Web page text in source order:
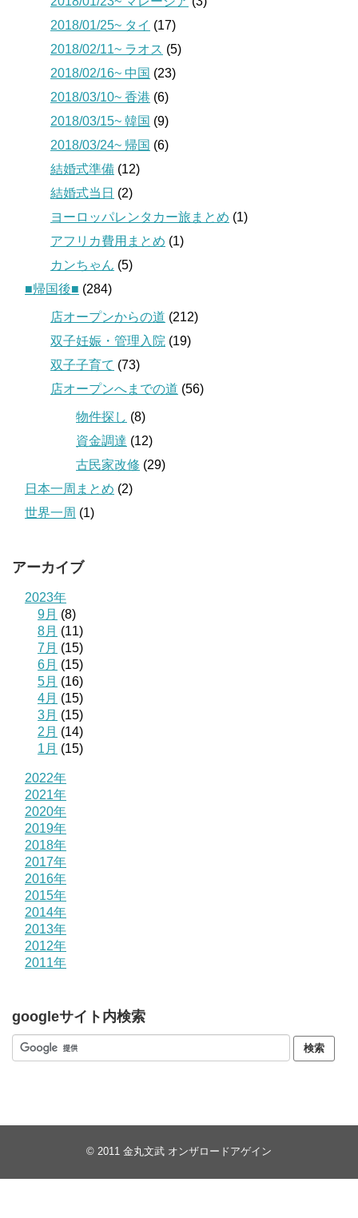
2018/01/25~ タイ (17)
2018/02/11~ ラオス (5)
2018/02/16~ 中国 (23)
2018/03/10~ 香港 (6)
2018/03/15~ 韓国 (9)
2018/03/24~ 帰国 (6)
結婚式準備 (12)
結婚式当日 (2)
ヨーロッパレンタカー旅まとめ (1)
アフリカ費用まとめ (1)
カンちゃん (5)
■帰国後■ (284)
店オープンからの道 (212)
双子妊娠・管理入院 (19)
双子子育て (73)
店オープンへまでの道 (56)
物件探し (8)
資金調達 (12)
古民家改修 (29)
日本一周まとめ (2)
世界一周 (1)
アーカイブ
2023年
9月 (8)
8月 (11)
7月 (15)
6月 (15)
5月 (16)
4月 (15)
3月 (15)
2月 (14)
1月 (15)
2022年
2021年
2020年
2019年
2018年
2017年
2016年
2015年
2014年
2013年
2012年
2011年
googleサイト内検索
© 2011 金丸文武 オンザロードアゲイン